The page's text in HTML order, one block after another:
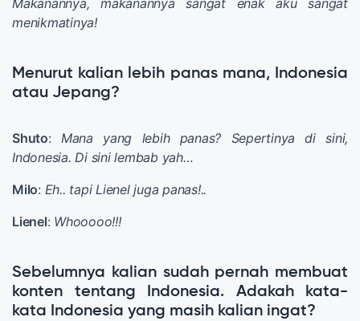
Makanannya, makanannya sangat enak aku sangat
menikmatinya!
Menurut kalian lebih panas mana, Indonesia
atau Jepang?
Shuto: Mana yang lebih panas? Sepertinya di sini,
Indonesia. Di sini lembab yah…
Milo: Eh.. tapi Lienel juga panas!..
Lienel: Whooooo!!!
Sebelumnya kalian sudah pernah membuat
konten tentang Indonesia. Adakah kata-
kata Indonesia yang masih kalian ingat?